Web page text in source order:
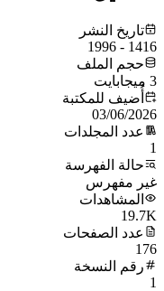
تاريخ النشر
1416 - 1996
حجم الملف
3 ميجابايت
أُضيف للمكتبة
03/06/2026
عدد المجلدات
1
حالة الفهرسة
غير مفهرس
المشاهدات
19.7K
عدد الصفحات
176
رقم النسخة
1